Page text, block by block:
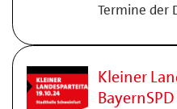
Termine der
Kleiner